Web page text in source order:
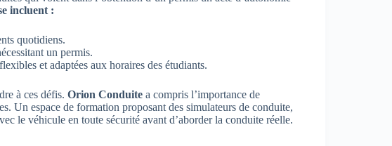
incluent :
quotidiens.
un permis.
et adaptées aux horaires des étudiants.
à ces défis. Orion Conduite a compris l’importance de
Un espace de formation proposant des simulateurs de conduite,
le véhicule en toute sécurité avant d’aborder la conduite réelle.